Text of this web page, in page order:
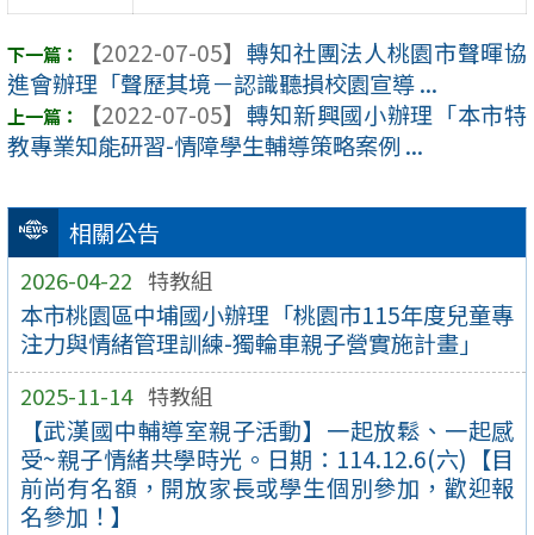
相關公告
2026-04-22 特教組
本市桃園區中埔國小辦理「桃園市115年度兒童專
注力與情緒管理訓練-獨輪車親子營實施計畫」
2025-11-14 特教組
【武漢國中輔導室親子活動】一起放鬆、一起感
受~親子情緒共學時光。日期：114.12.6(六)【目
前尚有名額，開放家長或學生個別參加，歡迎報
名參加！】
【2022-07-05】 轉知社團法人桃園市聲暉協
進會辦理「聲歷其境－認識聽損校園宣導 ...
【2022-07-05】 轉知新興國小辦理「本市特
教專業知能研習-情障學生輔導策略案例 ...